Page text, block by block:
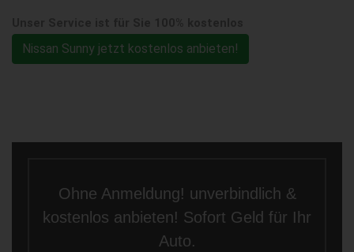
Nissan Sunny jetzt kostenlos anbieten!
Ohne Anmeldung! unverbindlich &
kostenlos anbieten! Sofort Geld für Ihr
Auto.